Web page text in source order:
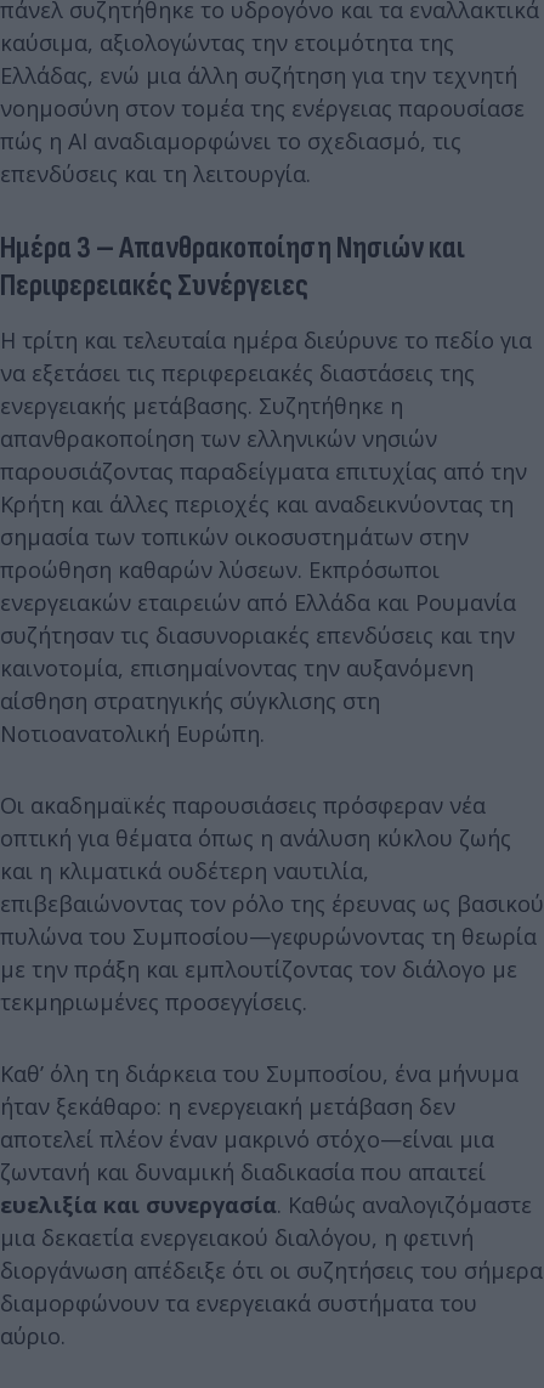
πάνελ συζητήθηκε το υδρογόνο και τα εναλλακτικά
καύσιμα, αξιολογώντας την ετοιμότητα της
Ελλάδας, ενώ μια άλλη συζήτηση για την τεχνητή
νοημοσύνη στον τομέα της ενέργειας παρουσίασε
πώς η ΑΙ αναδιαμορφώνει το σχεδιασμό, τις
επενδύσεις και τη λειτουργία.
Ημέρα 3 – Απανθρακοποίηση Νησιών και
Περιφερειακές Συνέργειες
Η τρίτη και τελευταία ημέρα διεύρυνε το πεδίο για
να εξετάσει τις περιφερειακές διαστάσεις της
ενεργειακής μετάβασης. Συζητήθηκε η
απανθρακοποίηση των ελληνικών νησιών
παρουσιάζοντας παραδείγματα επιτυχίας από την
Κρήτη και άλλες περιοχές και αναδεικνύοντας τη
σημασία των τοπικών οικοσυστημάτων στην
προώθηση καθαρών λύσεων. Εκπρόσωποι
ενεργειακών εταιρειών από Ελλάδα και Ρουμανία
συζήτησαν τις διασυνοριακές επενδύσεις και την
καινοτομία, επισημαίνοντας την αυξανόμενη
αίσθηση στρατηγικής σύγκλισης στη
Νοτιοανατολική Ευρώπη.
Οι ακαδημαϊκές παρουσιάσεις πρόσφεραν νέα
οπτική για θέματα όπως η ανάλυση κύκλου ζωής
και η κλιματικά ουδέτερη ναυτιλία,
επιβεβαιώνοντας τον ρόλο της έρευνας ως βασικού
πυλώνα του Συμποσίου—γεφυρώνοντας τη θεωρία
με την πράξη και εμπλουτίζοντας τον διάλογο με
τεκμηριωμένες προσεγγίσεις.
Καθ’ όλη τη διάρκεια του Συμποσίου, ένα μήνυμα
ήταν ξεκάθαρο: η ενεργειακή μετάβαση δεν
αποτελεί πλέον έναν μακρινό στόχο—είναι μια
ζωντανή και δυναμική διαδικασία που απαιτεί
ευελιξία και συνεργασία. Καθώς αναλογιζόμαστε
μια δεκαετία ενεργειακού διαλόγου, η φετινή
διοργάνωση απέδειξε ότι οι συζητήσεις του σήμερα
διαμορφώνουν τα ενεργειακά συστήματα του
αύριο.